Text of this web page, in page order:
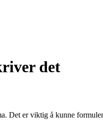
det
er viktig å kunne